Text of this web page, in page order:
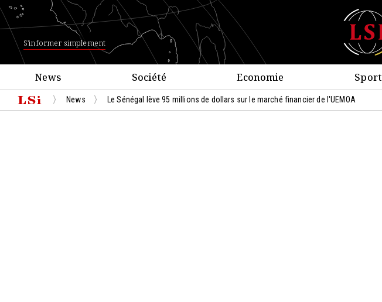
S'informer simplement
News Société Economie Sport
News Le Sénégal lève 95 millions de dollars sur le marché financier de l'UEMOA